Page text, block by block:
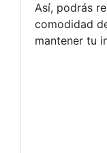
Así, podrás
comodidad
mantener tu